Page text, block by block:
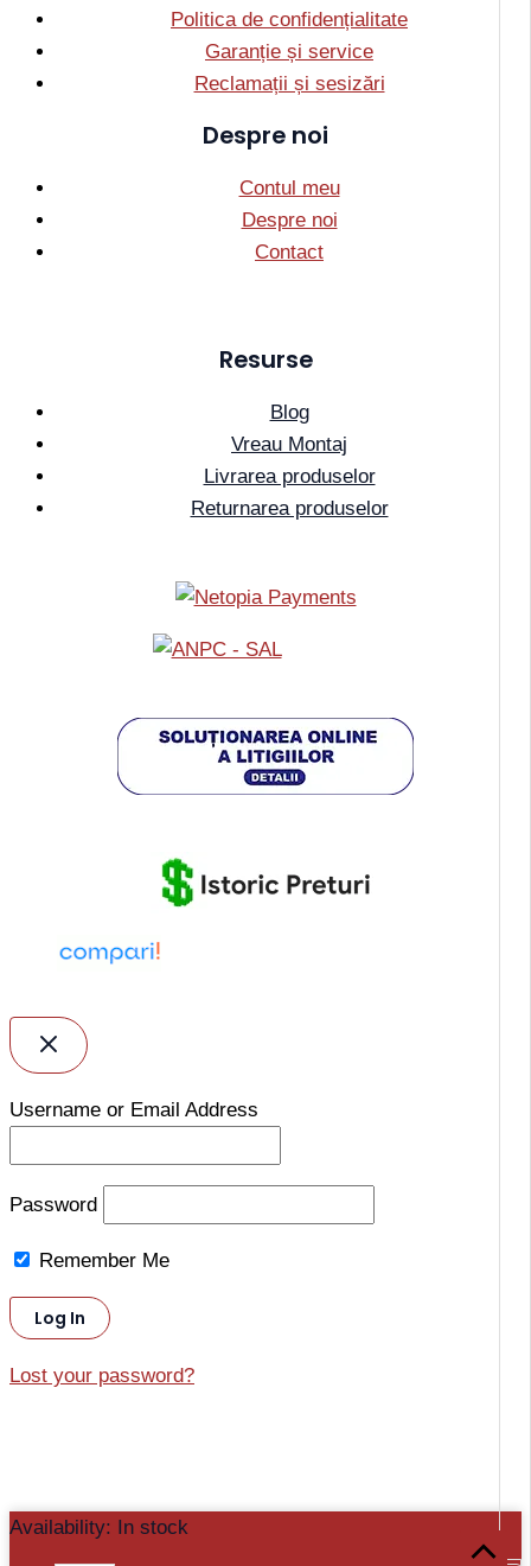
Politica de confidențialitate
Garanție și service
Reclamații și sesizări
Despre noi
Contul meu
Despre noi
Contact
Resurse
Blog
Vreau Montaj
Livrarea produselor
Returnarea produselor
Username or Email Address
Password
Remember Me
Lost your password?
Availability: In stock
Tastatura
Scroll